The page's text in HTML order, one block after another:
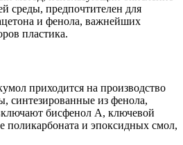
среды, предпочтителен для
и фенола, важнейших
пластика.
приходится на производство
синтезированные из фенола,
бисфенол А, ключевой
поликарбоната и эпоксидных смол,